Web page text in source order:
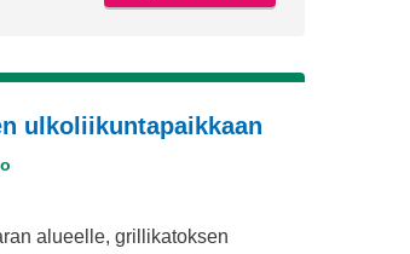
ulkoliikuntapaikkaan
alueelle, grillikatoksen